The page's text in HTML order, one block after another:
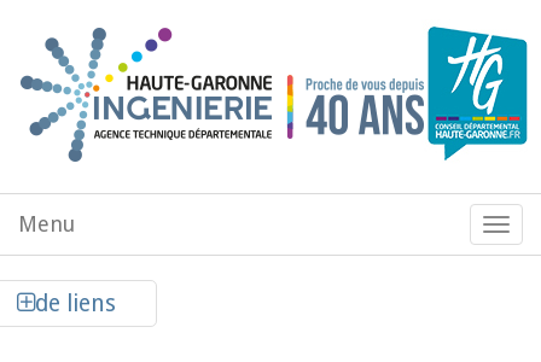
Menu
de
Menu
de liens